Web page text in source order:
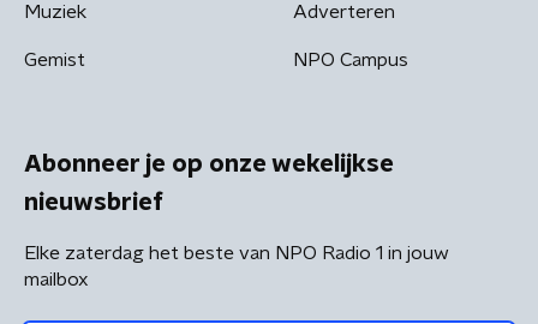
Muziek
Gemist
Adverteren
NPO Campus
Abonneer je op onze wekelijkse
nieuwsbrief
Elke zaterdag het beste van NPO Radio 1 in jouw
mailbox